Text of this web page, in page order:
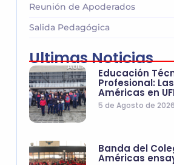
Reunión de Apoderados
Salida Pedagógica
Ultimas Noticias
Educación
Profesional: Las
Américas en
5 de Agosto de 2026
Banda del
Américas